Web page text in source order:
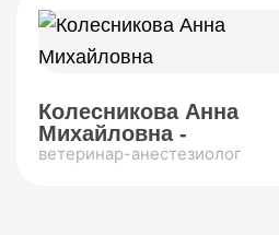
Колесникова Анна
Михайловна -
ветеринар-анестезиолог